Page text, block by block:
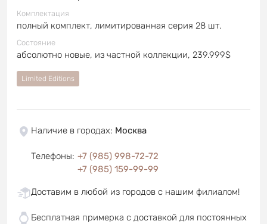
Комплектация
полный комплект, лимитированная серия 28 шт.
Состояние
абсолютно новые, из частной коллекции, 239.999$
Limited Editions
Наличие в городах: Москва
Телефоны: +7 (985) 998-72-72
+7 (985) 159-99-99
Доставим в любой из городов с нашим филиалом!
Бесплатная примерка с доставкой для постоянных